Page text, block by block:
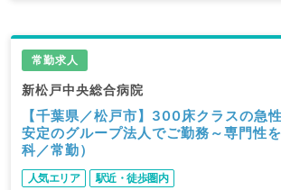
常勤求人
新松戸中央総合病院
【千葉県／松戸市】300床クラスの急
安定のグループ法人でご勤務～専門性
科／常勤）
人気エリア 駅近・徒歩圏内